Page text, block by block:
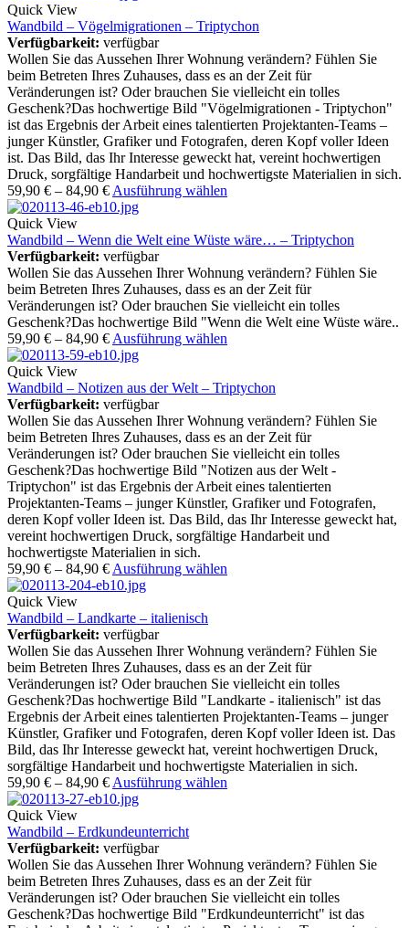
Quick View
Wandbild – Vögelmigrationen – Triptychon
Verfügbarkeit: verfügbar
Wollen Sie das Aussehen Ihrer Wohnung verändern? Fühlen Sie
beim Betreten Ihres Zuhauses, dass es an der Zeit für
Veränderungen ist? Oder brauchen Sie vielleicht ein tolles
Geschenk?Das hochwertige Bild "Vögelmigrationen - Triptychon"
ist das Ergebnis der Arbeit eines talentierten Projektanten-Teams –
junger Künstler, Grafiker und Fotografen, deren Kopf voller Ideen
ist. Das Bild, das Ihr Interesse geweckt hat, vereint hochwertigen
Druck, sorgfältige Handarbeit und hochwertigste Materialien in sich.
59,90 € – 84,90 € Ausführung wählen
Quick View
Wandbild – Wenn die Welt eine Wüste wäre… – Triptychon
Verfügbarkeit: verfügbar
Wollen Sie das Aussehen Ihrer Wohnung verändern? Fühlen Sie
beim Betreten Ihres Zuhauses, dass es an der Zeit für
Veränderungen ist? Oder brauchen Sie vielleicht ein tolles
Geschenk?Das hochwertige Bild "Wenn die Welt eine Wüste wäre..
59,90 € – 84,90 € Ausführung wählen
Quick View
Wandbild – Notizen aus der Welt – Triptychon
Verfügbarkeit: verfügbar
Wollen Sie das Aussehen Ihrer Wohnung verändern? Fühlen Sie
beim Betreten Ihres Zuhauses, dass es an der Zeit für
Veränderungen ist? Oder brauchen Sie vielleicht ein tolles
Geschenk?Das hochwertige Bild "Notizen aus der Welt -
Triptychon" ist das Ergebnis der Arbeit eines talentierten
Projektanten-Teams – junger Künstler, Grafiker und Fotografen,
deren Kopf voller Ideen ist. Das Bild, das Ihr Interesse geweckt hat,
vereint hochwertigen Druck, sorgfältige Handarbeit und
hochwertigste Materialien in sich.
59,90 € – 84,90 € Ausführung wählen
Quick View
Wandbild – Landkarte – italienisch
Verfügbarkeit: verfügbar
Wollen Sie das Aussehen Ihrer Wohnung verändern? Fühlen Sie
beim Betreten Ihres Zuhauses, dass es an der Zeit für
Veränderungen ist? Oder brauchen Sie vielleicht ein tolles
Geschenk?Das hochwertige Bild "Landkarte - italienisch" ist das
Ergebnis der Arbeit eines talentierten Projektanten-Teams – junger
Künstler, Grafiker und Fotografen, deren Kopf voller Ideen ist. Das
Bild, das Ihr Interesse geweckt hat, vereint hochwertigen Druck,
sorgfältige Handarbeit und hochwertigste Materialien in sich.
59,90 € – 84,90 € Ausführung wählen
Quick View
Wandbild – Erdkundeunterricht
Verfügbarkeit: verfügbar
Wollen Sie das Aussehen Ihrer Wohnung verändern? Fühlen Sie
beim Betreten Ihres Zuhauses, dass es an der Zeit für
Veränderungen ist? Oder brauchen Sie vielleicht ein tolles
Geschenk?Das hochwertige Bild "Erdkundeunterricht" ist das